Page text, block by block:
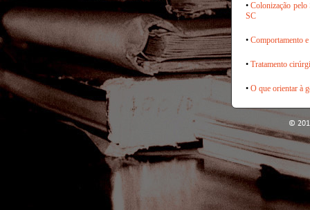
•Colonização pelo
SC
• Comportamento
• Tratamento
• O que orientar à
©